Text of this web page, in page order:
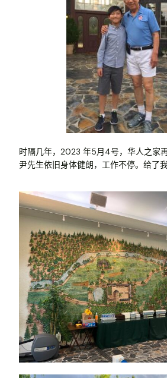
时隔几年，2023 年5月4号，华人之家
尹先生依旧身体健朗，工作不停。给了